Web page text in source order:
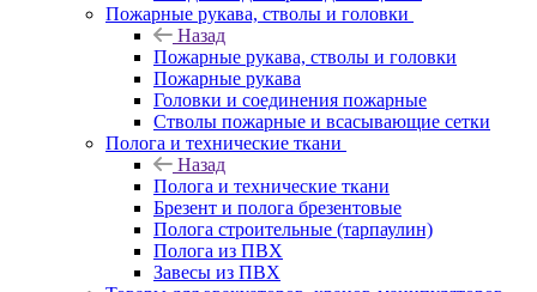
Пожарные рукава, стволы и головки
Назад
Пожарные рукава, стволы и головки
Пожарные рукава
Головки и соединения пожарные
Стволы пожарные и всасывающие сетки
Полога и технические ткани
Назад
Полога и технические ткани
Брезент и полога брезентовые
Полога строительные (тарпаулин)
Полога из ПВХ
Завесы из ПВХ